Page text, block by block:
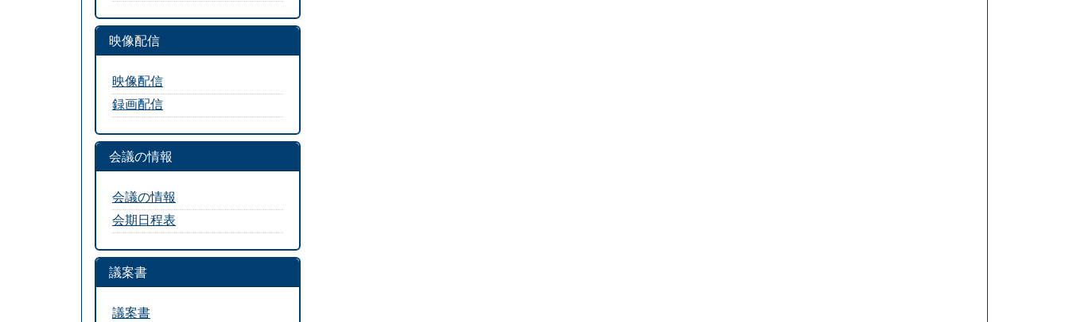
映像配信
映像配信
録画配信
会議の情報
会議の情報
会期日程表
議案書
議案書